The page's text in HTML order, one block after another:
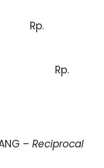
Rp.
Rp.
– Reciprocal